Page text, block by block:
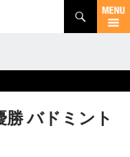
バドミント